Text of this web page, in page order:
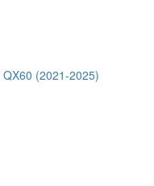
QX60 (2021-2025)